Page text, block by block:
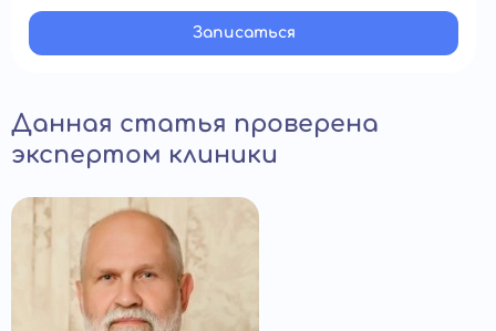
Записатьcя
Данная статья проверена
экспертом клиники